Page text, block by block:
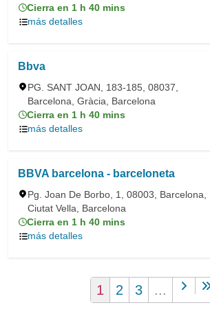
Cierra en 1 h 40 mins
más detalles
Bbva
PG. SANT JOAN, 183-185, 08037,
Barcelona, Gràcia, Barcelona
Cierra en 1 h 40 mins
más detalles
BBVA barcelona - barceloneta
Pg. Joan De Borbo, 1, 08003, Barcelona,
Ciutat Vella, Barcelona
Cierra en 1 h 40 mins
más detalles
1 2 3 ...